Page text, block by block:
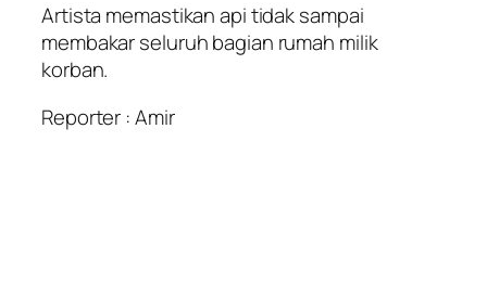
Artista memastikan api tidak sampai
membakar seluruh bagian rumah milik
korban.
Reporter : Amir